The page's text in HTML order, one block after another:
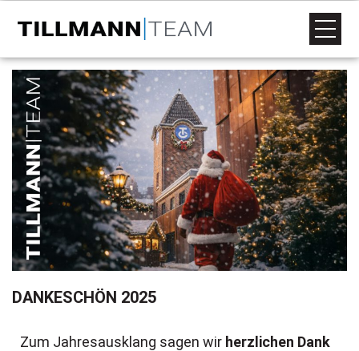
DANKESCHÖN 2025
Zum Jahresausklang sagen wir herzlichen Dank